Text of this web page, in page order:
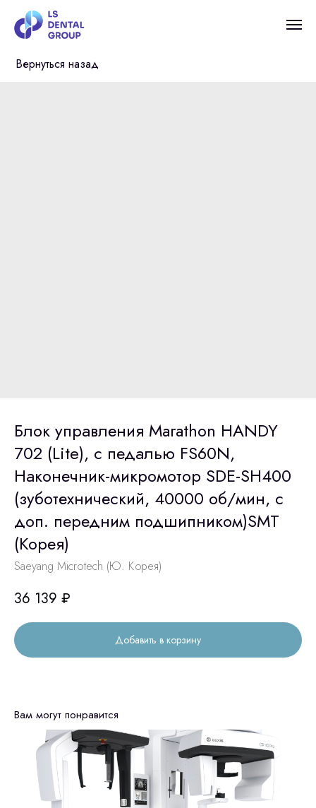
Вернуться назад
Блок управления Marathon HANDY
702 (Lite), с педалью FS60N,
Наконечник-микромотор SDE-SH400
(зуботехнический, 40000 об/мин, c
доп. передним подшипником)SMT
(Корея)
Saeyang Microtech (Ю. Корея)
36 139 ₽
Добавить в корзину
Вам могут понравится